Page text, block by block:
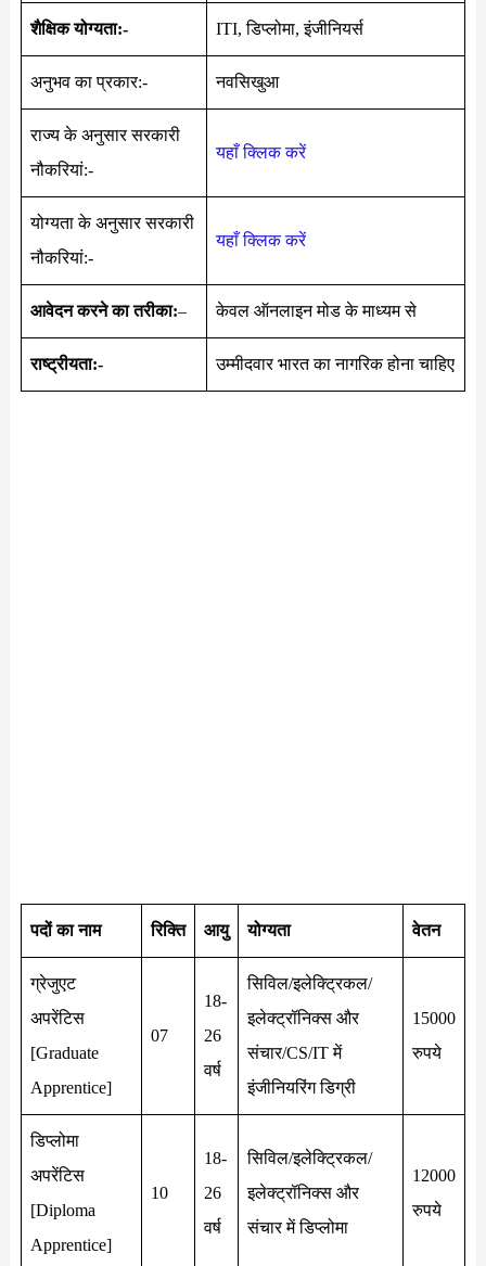
शैक्षिक योग्यता:- ITI, डिप्लोमा, इंजीनियर्स
अनुभव का प्रकार:- नवसिखुआ
राज्य के अनुसार सरकारी
नौकरियां:-
यहाँ क्लिक करें
योग्यता के अनुसार सरकारी
नौकरियां:-
यहाँ क्लिक करें
आवेदन करने का तरीका:– केवल ऑनलाइन मोड के माध्यम से
राष्ट्रीयता:- उम्मीदवार भारत का नागरिक होना चाहिए
पदों का नाम रिक्ति आयु योग्यता वेतन
ग्रेजुएट
अपरेंटिस
[Graduate
Apprentice]
07
18-
26
वर्ष
सिविल/इलेक्ट्रिकल/
इलेक्ट्रॉनिक्स और
संचार/CS/IT में
इंजीनियरिंग डिग्री
15000
रुपये
डिप्लोमा
अपरेंटिस
[Diploma
Apprentice]
10
18-
26
वर्ष
सिविल/इलेक्ट्रिकल/
इलेक्ट्रॉनिक्स और
संचार में डिप्लोमा
12000
रुपये